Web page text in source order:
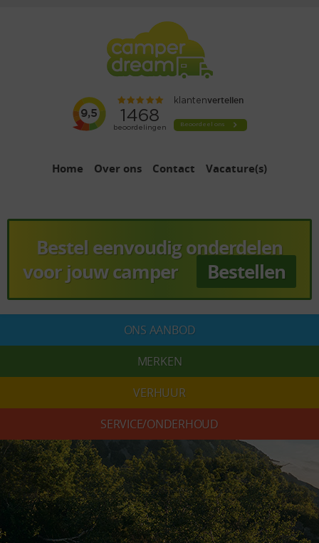
Home Over ons Contact Vacature(s)
Bestel eenvoudig onderdelen
voor jouw camper
Bestellen
ONS AANBOD
MERKEN
VERHUUR
SERVICE/ONDERHOUD